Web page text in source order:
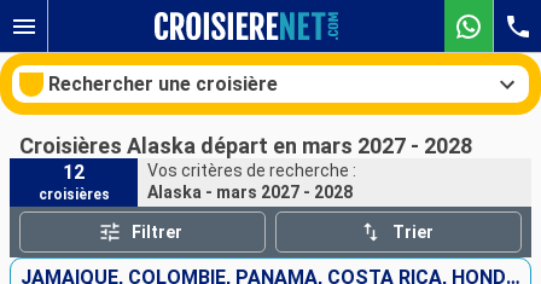
Rechercher une croisière
Nos destinations
Mois de départ
Croisières Alaska départ en mars 2027 - 2028
12
croisières
Vos critères de recherche :
Alaska - mars 2027 - 2028
Filtrer Trier
JAMAÏQUE, COLOMBIE, PANAMA, COSTA RICA, HONDURAS, BELIZE, MEXIQUE, ÉTATS-UNIS